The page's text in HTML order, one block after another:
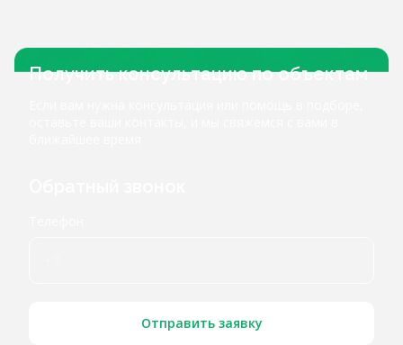
Получить консультацию по объектам
Отправить заявку